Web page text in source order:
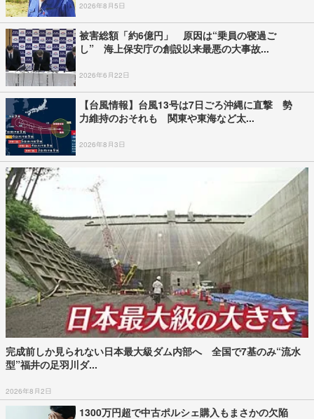
2026年8月5日
被害総額「約6億円」 原因は“乗員の寝過ご
し” 海上保安庁の創設以来最悪の大事故...
2026年6月22日
【台風情報】台風13号は7日ごろ沖縄に直撃 勢
力維持のおそれも 関東や東海など太...
2026年8月3日
完成前しか見られない日本最大級ダム内部へ 全国で7基のみ“流水
型”福井の足羽川ダ...
2026年8月2日
1300万円超で中古ポルシェ購入もまさかの欠陥